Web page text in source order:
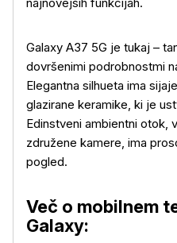
Galaxy A37 5G je tukaj –
dovršenimi podrobnostmi
Elegantna silhueta ima
glazirane keramike, ki je
Edinstveni ambientni otok,
združene kamere, ima
pogled.
Več o mobilnem
Galaxy: